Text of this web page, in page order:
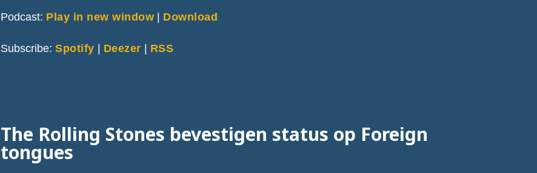
Podcast: Play in new window | Download
Subscribe:Spotify | Deezer | RSS
The Rolling Stones bevestigen status op Foreign
tongues